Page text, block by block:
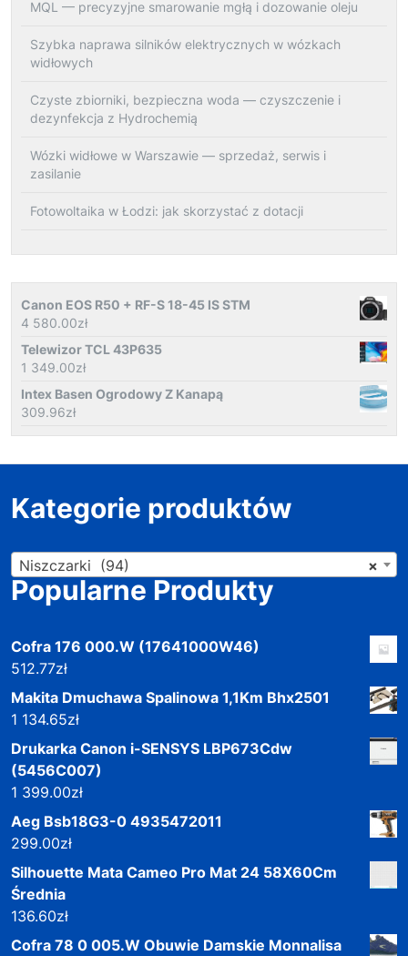
MQL — precyzyjne smarowanie mgłą i dozowanie oleju
Szybka naprawa silników elektrycznych w wózkach
widłowych
Czyste zbiorniki, bezpieczna woda — czyszczenie i
dezynfekcja z Hydrochemią
Wózki widłowe w Warszawie — sprzedaż, serwis i
zasilanie
Fotowoltaika w Łodzi: jak skorzystać z dotacji
Canon EOS R50 + RF-S 18-45 IS STM
4 580.00zł
Telewizor TCL 43P635
1 349.00zł
Intex Basen Ogrodowy Z Kanapą
309.96zł
Kategorie produktów
×
Niszczarki (94)
Popularne Produkty
Cofra 176 000.W (17641000W46)
512.77zł
Makita Dmuchawa Spalinowa 1,1Km Bhx2501
1 134.65zł
Drukarka Canon i-SENSYS LBP673Cdw
(5456C007)
1 399.00zł
Aeg Bsb18G3-0 4935472011
299.00zł
Silhouette Mata Cameo Pro Mat 24 58X60Cm
Średnia
136.60zł
Cofra 78 0 005.W Obuwie Damskie Monnalisa